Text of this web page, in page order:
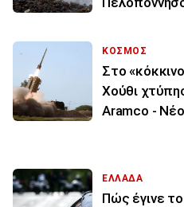
ΚΟΣΜΟΣ
Στο
Χούθι
Aramco -
ΕΛΛΑΔΑ
Πώς έγινε